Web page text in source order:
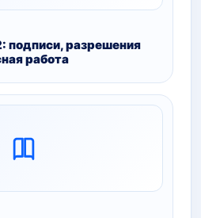
подписи, разрешения
работа